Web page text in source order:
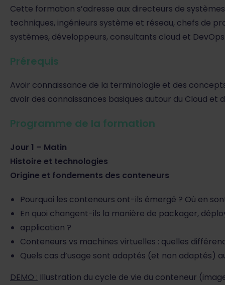
Cette formation s’adresse aux directeurs de
techniques, ingénieurs système et réseau, chefs de
systèmes, développeurs, consultants cloud et
Prérequis
Avoir connaissance de la terminologie et des
avoir des connaissances basiques autour du Cloud et
Programme de la formation
Jour 1 – Matin
Histoire et technologies
Origine et fondements des conteneurs
Pourquoi les conteneurs ont-ils émergé ? Où en
En quoi changent-ils la manière de packager,
application ?
Conteneurs vs machines virtuelles : quelles
Quels cas d’usage sont adaptés (et non adaptés)
DEMO : Illustration du cycle de vie du conteneur